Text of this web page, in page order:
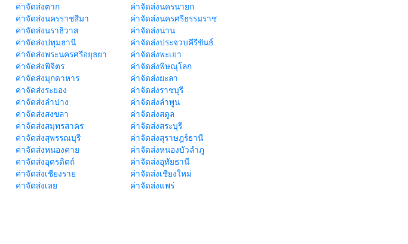
ค่าจัดส่งตาก
ค่าจัดส่งนครนายก
ค่าจัดส่งนครราชสีมา
ค่าจัดส่งนครศรีธรรมราช
ค่าจัดส่งนราธิวาส
ค่าจัดส่งน่าน
ค่าจัดส่งปทุมธานี
ค่าจัดส่งประจวบคีรีขันธ์
ค่าจัดส่งพระนครศรีอยุธยา
ค่าจัดส่งพะเยา
ค่าจัดส่งพิจิตร
ค่าจัดส่งพิษณุโลก
ค่าจัดส่งมุกดาหาร
ค่าจัดส่งยะลา
ค่าจัดส่งระยอง
ค่าจัดส่งราชบุรี
ค่าจัดส่งลำปาง
ค่าจัดส่งลำพูน
ค่าจัดส่งสงขลา
ค่าจัดส่งสตูล
ค่าจัดส่งสมุทรสาคร
ค่าจัดส่งสระบุรี
ค่าจัดส่งสุพรรณบุรี
ค่าจัดส่งสุราษฎร์ธานี
ค่าจัดส่งหนองคาย
ค่าจัดส่งหนองบัวลำภู
ค่าจัดส่งอุตรดิตถ์
ค่าจัดส่งอุทัยธานี
ค่าจัดส่งเชียงราย
ค่าจัดส่งเชียงใหม่
ค่าจัดส่งเลย
ค่าจัดส่งแพร่